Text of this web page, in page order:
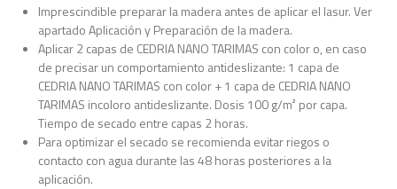
Imprescindible preparar la madera antes de aplicar el lasur. Ver
apartado Aplicación y Preparación de la madera.
Aplicar 2 capas de CEDRIA NANO TARIMAS con color o, en caso
de precisar un comportamiento antideslizante: 1 capa de
CEDRIA NANO TARIMAS con color + 1 capa de CEDRIA NANO
TARIMAS incoloro antideslizante. Dosis 100 g/m² por capa.
Tiempo de secado entre capas 2 horas.
Para optimizar el secado se recomienda evitar riegos o
contacto con agua durante las 48 horas posteriores a la
aplicación.